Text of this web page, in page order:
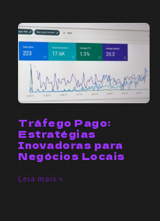
Tráfego Pago:
Estratégias
Inovadoras para
Negócios Locais
Leia mais »